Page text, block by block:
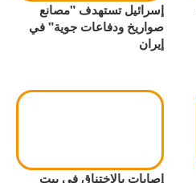
إسرائيل تستهدف "مصانع
صواريخ ودفاعات جوية" في
إيران
إصابات بالاختناق في بيت